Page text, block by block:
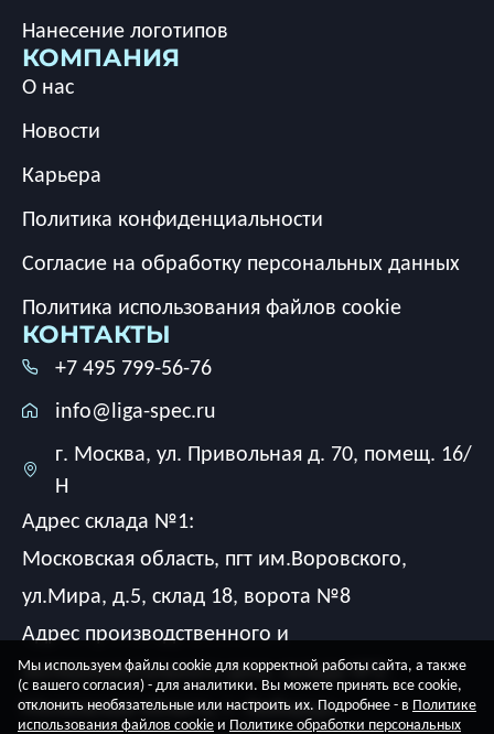
Нанесение логотипов
КОМПАНИЯ
О нас
Новости
Карьера
Политика конфиденциальности
Согласие на обработку персональных данных
Политика использования файлов cookie
КОНТАКТЫ
+7 495 799-56-76
info@liga-spec.ru
г. Москва, ул. Привольная д. 70, помещ. 16/
Н
Адрес склада №1:
Московская область, пгт им.Воровского,
ул.Мира, д.5, склад 18, ворота №8
Адрес производственного и
экспериментального цеха, склада №2:
Московская область, г. Люберцы,
Мы используем файлы cookie для корректной работы сайта, а также
(с вашего согласия) - для аналитики. Вы можете принять все cookie,
отклонить необязательные или настроить их. Подробнее - в Политике
использования файлов cookie и Политике обработки персональных